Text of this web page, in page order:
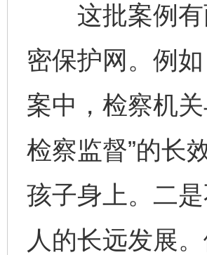
这批案例有
密保护网。例
案中，检察机
检察监督”的长
孩子身上。二
人的长远发展